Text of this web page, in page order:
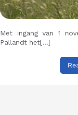
Met ingang van 1
Pallandt het[…]